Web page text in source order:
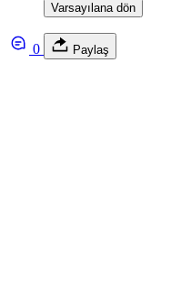
Varsayılana dön
0 Paylaş